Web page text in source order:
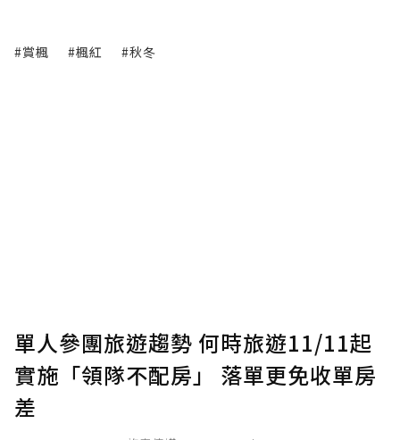
#賞楓 #楓紅 #秋冬
單人參團旅遊趨勢 何時旅遊11/11起
實施「領隊不配房」 落單更免收單房
差